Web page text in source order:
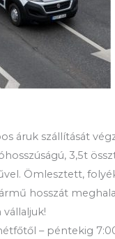
áruk szállítását
3,5t
Ömlesztett,
hosszát
– péntekig